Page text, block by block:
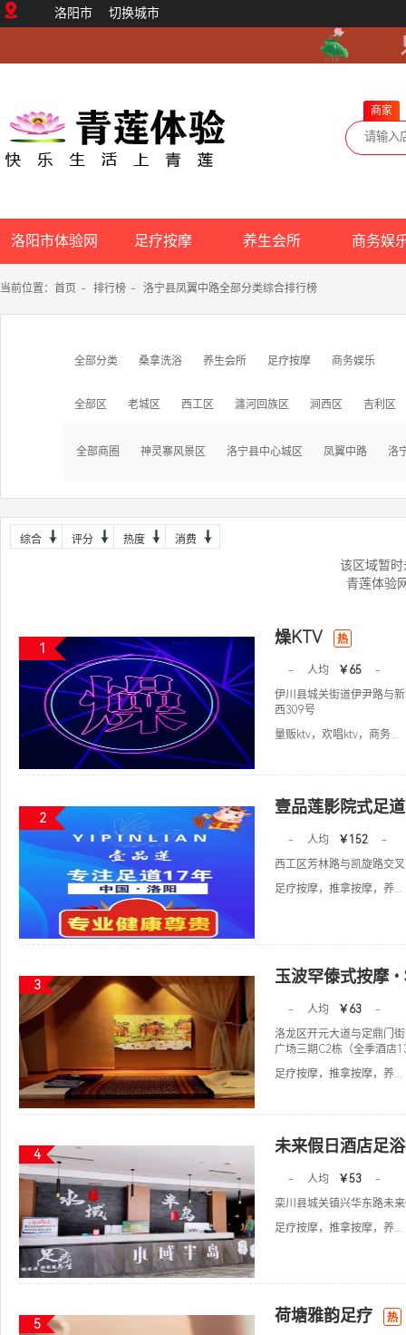
洛阳市 切换城市
商家
洛阳市体验网 足疗按摩 养生会所 商务娱
当前位置： 首页 - 排行榜 - 洛宁县凤翼中路全部分类综合排行榜
全部分类 桑拿洗浴 养生会所 足疗按摩 商务娱乐
全部区 老城区 西工区 瀍河回族区 涧西区 吉利区
全部商圈 神灵寨风景区 洛宁县中心城区 凤翼中路 洛
综合 评分 热度 消费
该区域暂
青莲体验
1
燥KTV 热
- 人均 ￥65
-
伊川县城关街道伊尹路与
西309号
量贩ktv，欢唱ktv，商务...
2
壹品莲影院式足
- 人均 ￥152
-
西工区芳林路与凯旋路交
足疗按摩，推拿按摩，养...
3 玉波罕傣式按摩
- 人均 ￥63
-
洛龙区开元大道与定鼎门
广场三期C2栋（全季酒店
足疗按摩，推拿按摩，养...
4 未来假日酒店足
- 人均 ￥53
-
栾川县城关镇兴华东路未
足疗按摩，推拿按摩，养...
5 荷塘雅韵足疗 热